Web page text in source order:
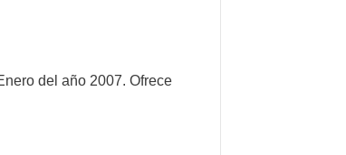
del año 2007. Ofrece